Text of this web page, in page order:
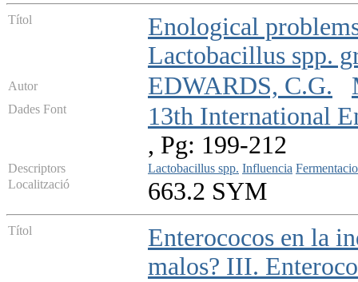
Títol
Enological
Lactobacillus spp.
Autor EDWARDS, C.G.
Dades Font
13th International
, Pg: 199-212
Descriptors Lactobacillus spp. Influencia
Localització
663.2 SYM
Títol
Enterococos en la
malos? III.